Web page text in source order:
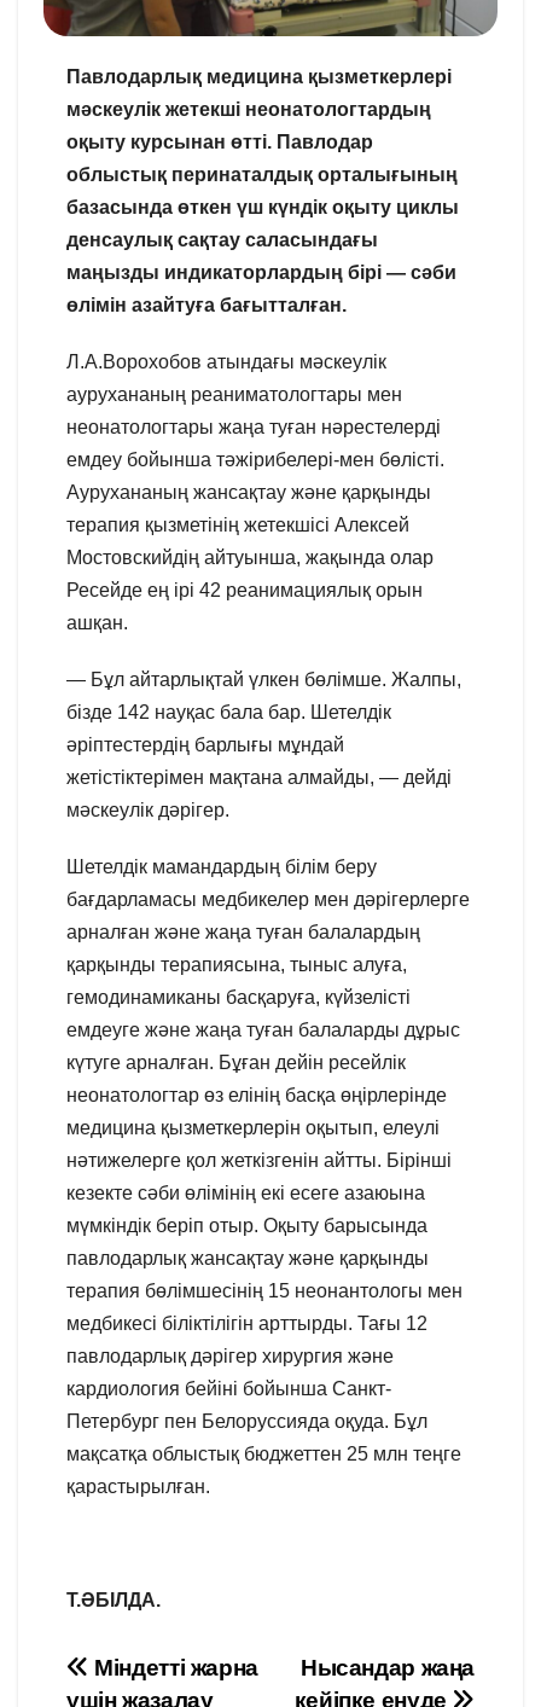
Павлодарлық медицина қызметкерлері
мәскеулік жетекші неонатологтардың
оқыту курсынан өтті. Павлодар
облыстық перинаталдық орталығының
базасында өткен үш күндік оқыту циклы
денсаулық сақтау саласындағы
маңызды индикаторлардың бірі — сәби
өлімін азайтуға бағытталған.
Л.А.Ворохобов атындағы мәскеулік
аурухананың реаниматологтары мен
неонатологтары жаңа туған нәрестелерді
емдеу бойынша тәжірибелері-мен бөлісті.
Аурухананың жансақтау және қарқынды
терапия қызметінің жетекшісі Алексей
Мостовскийдің айтуынша, жақында олар
Ресейде ең ірі 42 реанимациялық орын
ашқан.
— Бұл айтарлықтай үлкен бөлімше. Жалпы,
бізде 142 науқас бала бар. Шетелдік
әріптестердің барлығы мұндай
жетістіктерімен мақтана алмайды, — дейді
мәскеулік дәрігер.
Шетелдік мамандардың білім беру
бағдарламасы медбикелер мен дәрігерлерге
арналған және жаңа туған балалардың
қарқынды терапиясына, тыныс алуға,
гемодинамиканы басқаруға, күйзелісті
емдеуге және жаңа туған балаларды дұрыс
күтуге арналған. Бұған дейін ресейлік
неонатологтар өз елінің басқа өңірлерінде
медицина қызметкерлерін оқытып, елеулі
нәтижелерге қол жеткізгенін айтты. Бірінші
кезекте сәби өлімінің екі есеге азаюына
мүмкіндік беріп отыр. Оқыту барысында
павлодарлық жансақтау және қарқынды
терапия бөлімшесінің 15 неонантологы мен
медбикесі біліктілігін арттырды. Тағы 12
павлодарлық дәрігер хирургия және
кардиология бейіні бойынша Санкт-
Петербург пен Белоруссияда оқуда. Бұл
мақсатқа облыстық бюджеттен 25 млн теңге
қарастырылған.
Т.ӘБІЛДА.
Навигация
Нысандар жаңа
кейіпке енуде
Міндетті жарна
үшін жазалау